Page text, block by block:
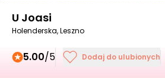
U Joasi
Holenderska, Leszno
5.00/5 Dodaj do ulubionych